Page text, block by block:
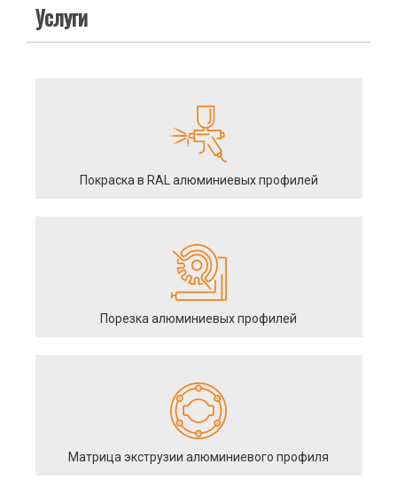
Услуги
Покраска в RAL алюминиевых профилей
Порезка алюминиевых профилей
Матрица экструзии алюминиевого профиля